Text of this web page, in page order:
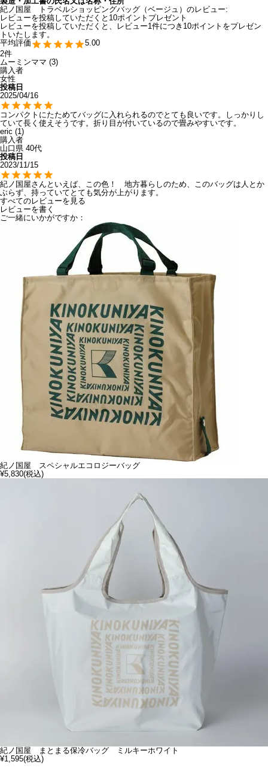
紀ノ国屋 トラベルショッピングバッグ（ベージュ）のレビュー:
レビューを投稿していただくと10ポイントプレゼント
レビューを投稿していただくと、レビュー1件につき10ポイントをプレゼン
トいたします。
5.00
2
ムーミンママ 3
購入者
女性
投稿日
2025/04/16
コンパクトにたためてバッグに入れられるのでとても良いです。しっかりし
ていて長く使えそうです。折り目が付いているので畳みやすいです。
eric
1
購入者
山口県 40代
投稿日
2023/11/15
紀ノ国屋さんといえば、この色！　地方暮らしのため、このバッグは人とか
ぶらず、持っていてとても気分が上がります。
すべてのレビューを見る
レビューを書く
ご一緒にいかがですか：
紀ノ国屋 スペシャルエコロジーバッグ
¥5,830(税込)
紀ノ国屋 まとまる保冷バッグ ミルキーホワイト
¥1,595(税込)